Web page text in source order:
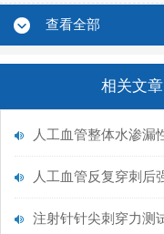
查看全部
相关文章